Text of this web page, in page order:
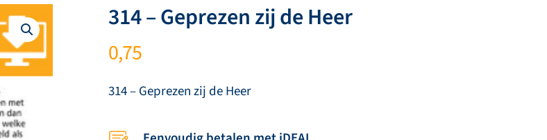
314 – Geprezen zij de Heer
0,75
314 – Geprezen zij de Heer